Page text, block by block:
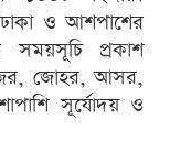
ও আশপাশের
সময়সূচি প্রকাশ
ফজর, জোহর, আসর,
সূর্যোদয় ও